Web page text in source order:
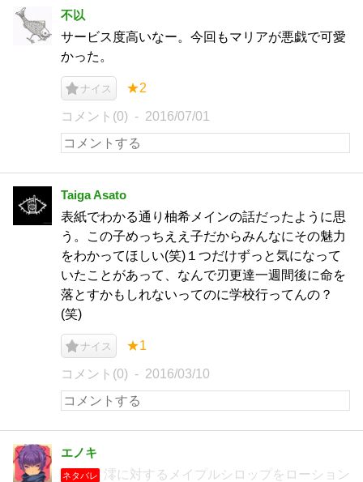
不以
サービス度高いなー。今回もマリアが悪戯で可愛
かった。
ナイス ★2
コメント(0) 2016/07/01
Taiga Asato
表紙でわかる通り柚希メインの話だったように思
う。この子めっちええ子だからみんなにその魅力
をわかってほしい(笑)１つだけずっと気になって
いたことがあって、なんで刃更達一週間後に命を
落とすかもしれないってのに学校行ってんの？
(笑)
ナイス ★1
コメント(0) 2016/03/10
エノキ
ネタバレ
澪に対するメイプルシロップをローション